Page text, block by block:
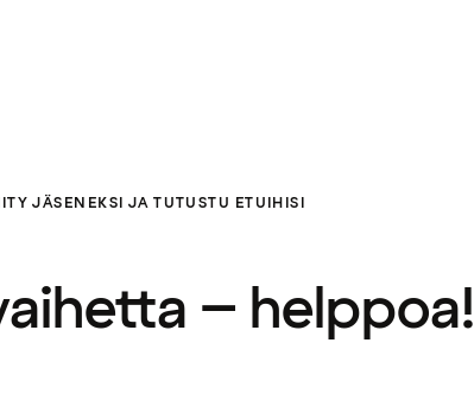
JÄSENEKSI JA TUTUSTU ETUIHISI
– helppoa!